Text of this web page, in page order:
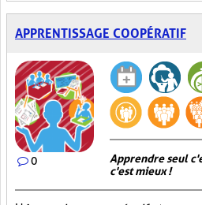
APPRENTISSAGE COOPÉRATIF
0
Apprendre seul
c'est mieux !